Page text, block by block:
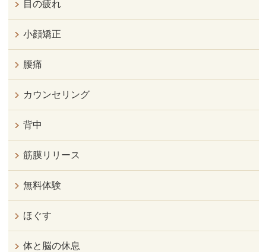
目の疲れ
小顔矯正
腰痛
カウンセリング
背中
筋膜リリース
無料体験
ほぐす
体と脳の休息